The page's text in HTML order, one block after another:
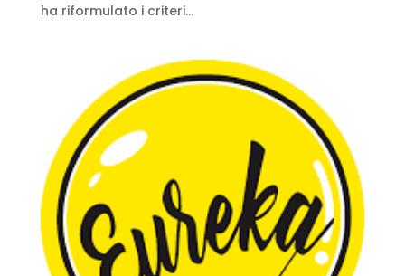
ha riformulato i criteri...